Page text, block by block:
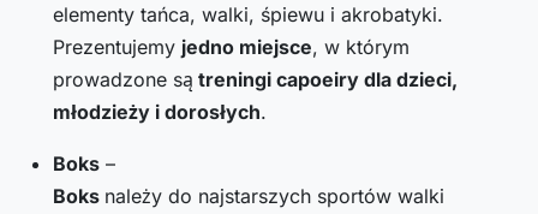
elementy tańca, walki, śpiewu i akrobatyki.
Prezentujemy jedno miejsce, w którym
prowadzone są treningi capoeiry dla dzieci,
młodzieży i dorosłych.
Boks –
Boks należy do najstarszych sportów walki